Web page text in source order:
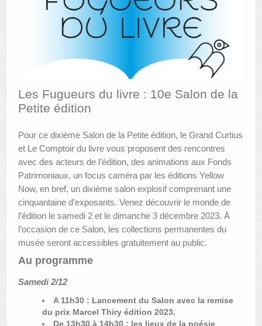
FONDS PATRIMONIAUX
AUTRES LIEUX
ANIMATIONS DES MUSÉES
PUBLICATIONS
LES APPELS À PROJETS
LE PORTAIL DES COLLECTIONS
Les Fugueurs du livre : 10e Salon de la
Petite édition
Pour ce dixième Salon de la Petite édition, le Grand Curtius
et Le Comptoir du livre vous proposent des rencontres
avec des acteurs de l’édition, des animations aux Fonds
Patrimoniaux, un focus caméra par les éditions Yellow
Now, en bref, un dixième salon explosif comprenant une
cinquantaine d’exposants. Venez découvrir le monde de
l’édition le samedi 2 et le dimanche 3 décembre 2023. À
l’occasion de ce Salon, les collections permanentes du
musée seront accessibles gratuitement au public.
Au programme
Samedi 2/12
A 11h30 : Lancement du Salon avec la remise
du prix Marcel Thiry édition 2023.
De 13h30 à 14h30 : les lieux de la poésie